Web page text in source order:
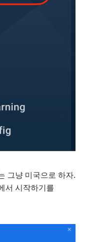
그냥 미국으로 하자.
서 시작하기를